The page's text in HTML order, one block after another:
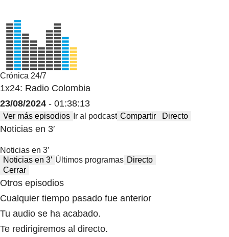
Crónica 24/7
1x24: Radio Colombia
23/08/2024 - 01:38:13
Ver más episodios Ir al podcast Compartir Directo
Noticias en 3′
Noticias en 3′
Noticias en 3′ Últimos programas Directo
Cerrar
Otros episodios
Cualquier tiempo pasado fue anterior
Tu audio se ha acabado.
Te redirigiremos al directo.